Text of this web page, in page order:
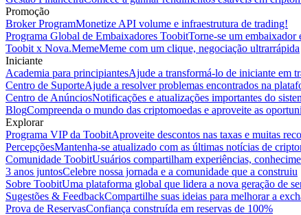
Promoção
Broker ProgramMonetize API volume e infraestrutura de trading!
Programa Global de Embaixadores ToobitTorne-se um embaixador
Toobit x Nova.MemeMeme com um clique, negociação ultrarrápida
Iniciante
Academia para principiantesAjude a transformá-lo de iniciante em
Centro de SuporteAjude a resolver problemas encontrados na
Centro de AnúnciosNotificações e atualizações importantes do
BlogCompreenda o mundo das criptomoedas e aproveite as
Explorar
Programa VIP da ToobitAproveite descontos nas taxas e muitas
PercepçõesMantenha-se atualizado com as últimas notícias de
Comunidade ToobitUsuários compartilham experiências,
3 anos juntosCelebre nossa jornada e a comunidade que a construiu
Sobre ToobitUma plataforma global que lidera a nova geração de
Sugestões & FeedbackCompartilhe suas ideias para melhorar a
Prova de ReservasConfiança construída em reservas de 100%